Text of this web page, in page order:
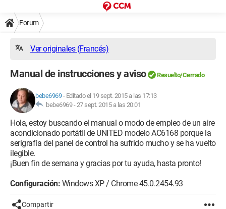
Forum
Ver originales (Francés)
Manual de instrucciones y aviso Resuelto/Cerrado
bebe6969- Editado el 19 sept. 2015 a las 17:13
bebe6969 -27 sept. 2015 a las 20:01
Hola, estoy buscando el manual o modo de empleo de un aire
acondicionado portátil de UNITED modelo AC6168 porque la
serigrafía del panel de control ha sufrido mucho y se ha vuelto
ilegible.
¡Buen fin de semana y gracias por tu ayuda, hasta pronto!
Configuración: Windows XP / Chrome 45.0.2454.93
Compartir